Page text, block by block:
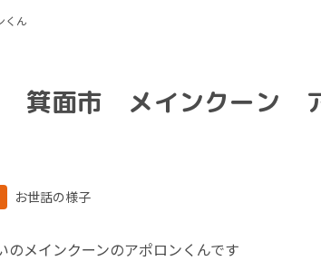
ん
箕面市 メインクーン
お世話の様子
メインクーンのアポロンくんです